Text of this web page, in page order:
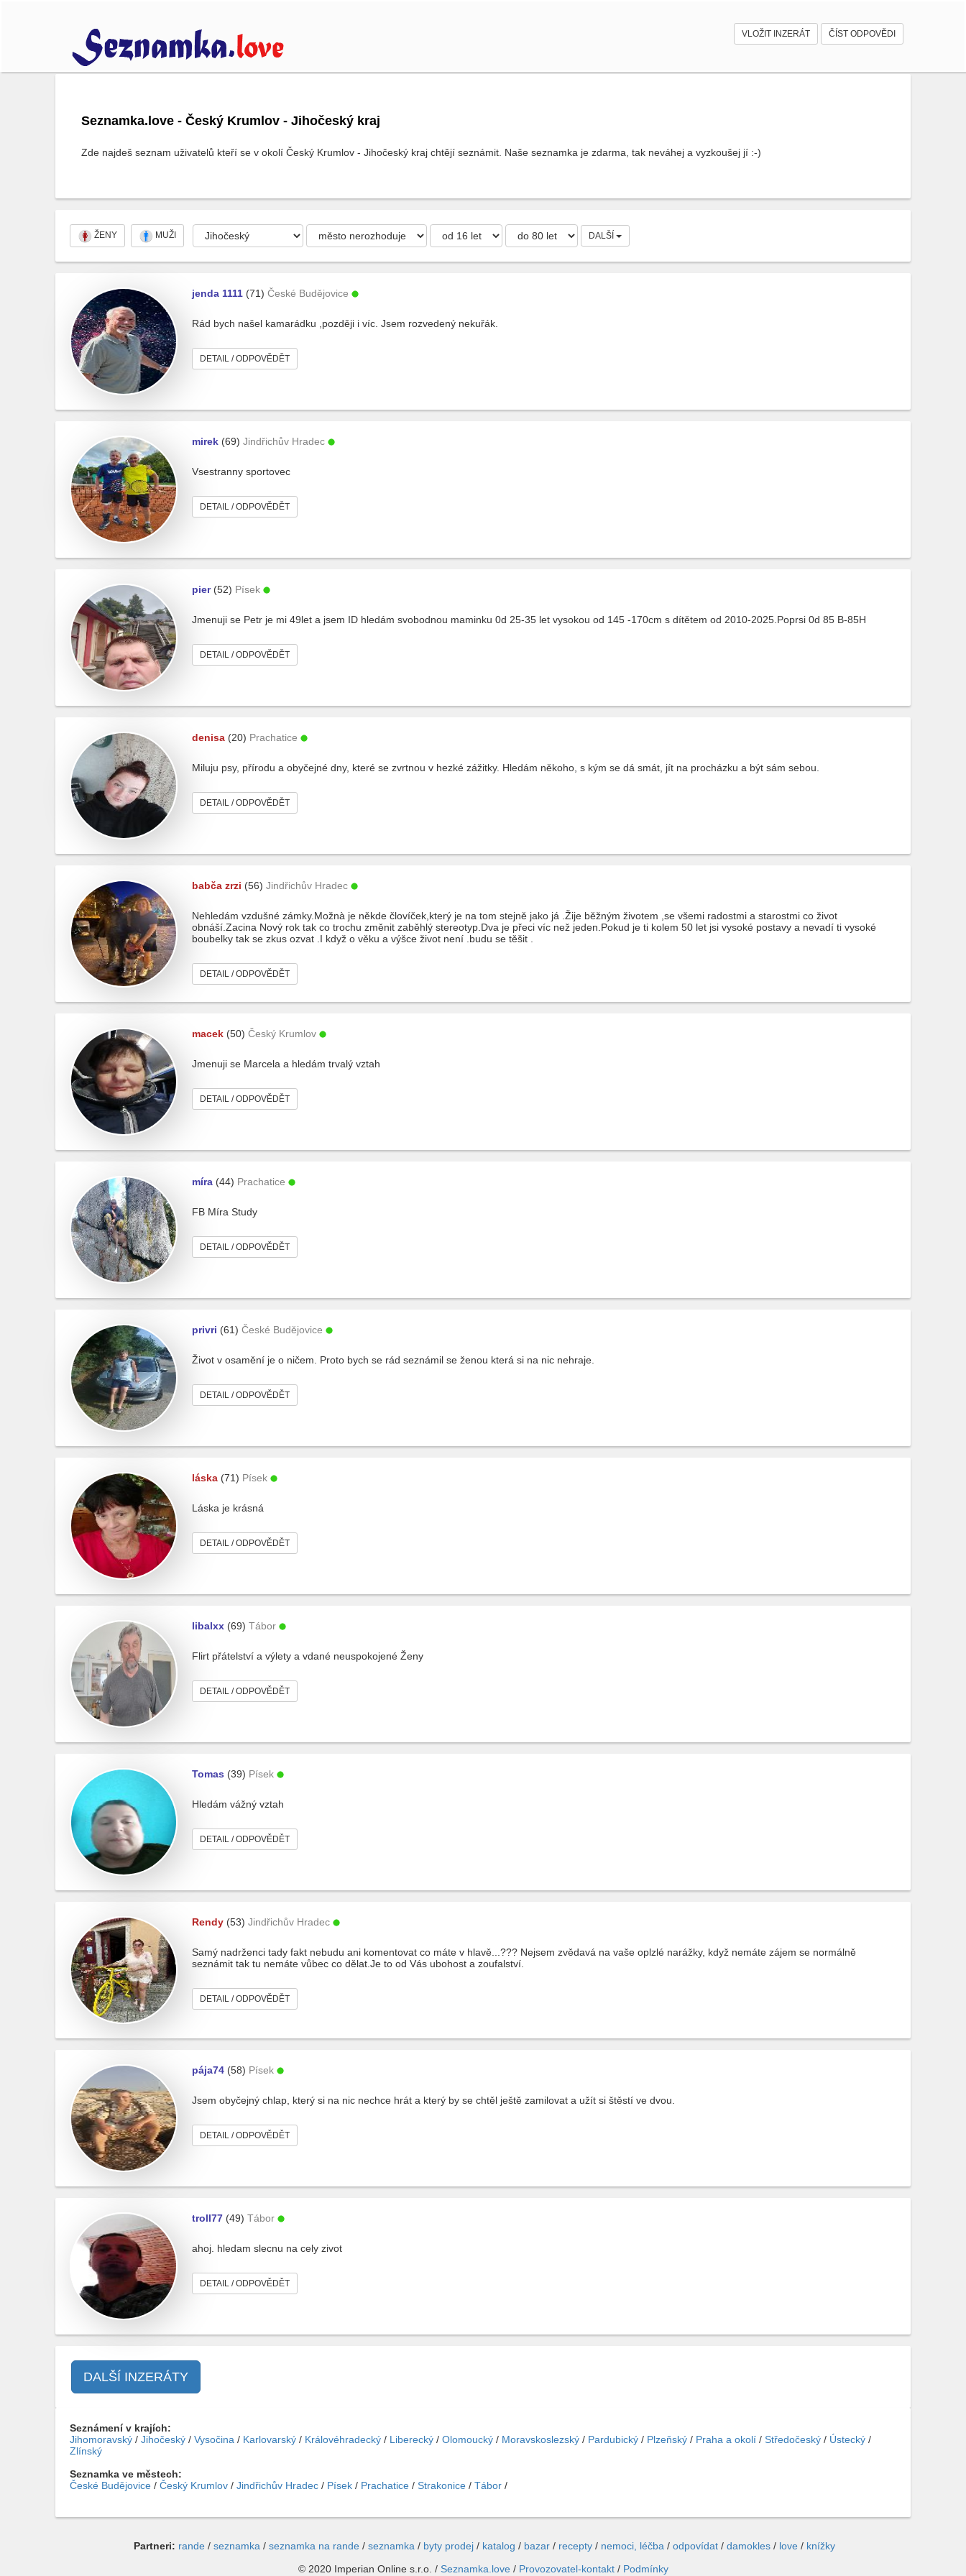
VLOŽIT INZERÁT ČÍST ODPOVĚDI
Seznamka.love - Český Krumlov - Jihočeský kraj
Zde najdeš seznam uživatelů kteří se v okolí Český Krumlov - Jihočeský kraj chtějí seznámit. Naše seznamka je zdarma, tak neváhej a vyzkoušej jí :-)
ŽENY MUŽI DALŠÍ
jenda 1111 (71) České Budějovice
Rád bych našel kamarádku ,později i víc. Jsem rozvedený nekuřák.
DETAIL / ODPOVĚDĚT
mirek (69) Jindřichův Hradec
Vsestranny sportovec
DETAIL / ODPOVĚDĚT
pier(52) Písek
Jmenuji se Petr je mi 49let a jsem ID hledám svobodnou maminku 0d 25-35 let vysokou od 145 -170cm s dítětem od 2010-2025.Poprsi 0d 85 B-85H
DETAIL / ODPOVĚDĚT
denisa (20) Prachatice
Miluju psy, přírodu a obyčejné dny, které se zvrtnou v hezké zážitky. Hledám někoho, s kým se dá smát, jít na procházku a být sám sebou.
DETAIL / ODPOVĚDĚT
babča zrzi (56) Jindřichův Hradec
Nehledám vzdušné zámky.Možnà je někde človíček,který je na tom stejně jako já .Žije běžným životem ,se všemi radostmi a starostmi co život
obnáší.Zacina Nový rok tak co trochu změnit zaběhlý stereotyp.Dva je přeci víc než jeden.Pokud je ti kolem 50 let jsi vysoké postavy a nevadí ti vysoké
boubelky tak se zkus ozvat .I když o věku a výšce život není .budu se těšit .
DETAIL / ODPOVĚDĚT
macek (50) Český Krumlov
Jmenuji se Marcela a hledám trvalý vztah
DETAIL / ODPOVĚDĚT
míra (44) Prachatice
FB Míra Study
DETAIL / ODPOVĚDĚT
privri (61) České Budějovice
Život v osamění je o ničem. Proto bych se rád seznámil se ženou která si na nic nehraje.
DETAIL / ODPOVĚDĚT
láska (71) Písek
Láska je krásná
DETAIL / ODPOVĚDĚT
libalxx (69) Tábor
Flirt přátelství a výlety a vdané neuspokojené Ženy
DETAIL / ODPOVĚDĚT
Tomas (39) Písek
Hledám vážný vztah
DETAIL / ODPOVĚDĚT
Rendy (53) Jindřichův Hradec
Samý nadrženci tady fakt nebudu ani komentovat co máte v hlavě...??? Nejsem zvědavá na vaše oplzlé narážky, když nemáte zájem se normálně
seznámit tak tu nemáte vůbec co dělat.Je to od Vás ubohost a zoufalství.
DETAIL / ODPOVĚDĚT
pája74 (58) Písek
Jsem obyčejný chlap, který si na nic nechce hrát a který by se chtěl ještě zamilovat a užít si štěstí ve dvou.
DETAIL / ODPOVĚDĚT
troll77 (49) Tábor
ahoj. hledam slecnu na cely zivot
DETAIL / ODPOVĚDĚT
DALŠÍ INZERÁTY
Seznámení v krajích:
Jihomoravský / Jihočeský / Vysočina / Karlovarský / Královéhradecký / Liberecký / Olomoucký / Moravskoslezský / Pardubický / Plzeňský / Praha a okolí / Středočeský / Ústecký /
Zlínský
Seznamka ve městech:
České Budějovice / Český Krumlov / Jindřichův Hradec / Písek / Prachatice / Strakonice / Tábor /
Partneri: rande / seznamka / seznamka na rande / seznamka / byty prodej / katalog / bazar / recepty / nemoci, léčba / odpovídat / damokles / love / knížky
© 2020 Imperian Online s.r.o. / Seznamka.love/ Provozovatel-kontakt/ Podmínky